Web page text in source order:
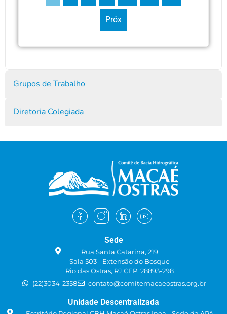
Próx
Grupos de Trabalho
Diretoria Colegiada
Sede
Rua Santa Catarina, 219
Sala 503 - Extensão do Bosque
Rio das Ostras, RJ CEP: 28893-298
(22)3034-2358
contato@comitemacaeostras.org.br
Unidade Descentralizada